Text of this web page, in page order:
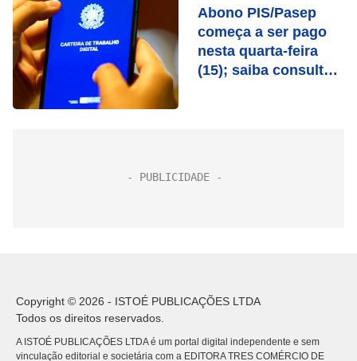
Abono PIS/Pasep
começa a ser pago
nesta quarta-feira
(15); saiba consultar
Copyright © 2026 - ISTOÉ PUBLICAÇÕES LTDA
Todos os direitos reservados.
A ISTOÉ PUBLICAÇÕES LTDA é um portal digital independente e sem
vinculação editorial e societária com a EDITORA TRES COMÉRCIO DE